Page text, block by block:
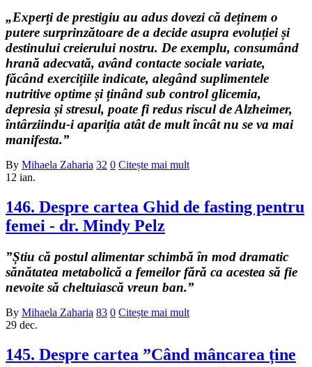
„Experți de prestigiu au adus dovezi că deținem o
putere surprinzătoare de a decide asupra evoluției și
destinului creierului nostru. De exemplu, consumând
hrană adecvată, având contacte sociale variate,
făcând exercițiile indicate, alegând suplimentele
nutritive optime și ținând sub control glicemia,
depresia și stresul, poate fi redus riscul de Alzheimer,
întârziindu-i apariția atât de mult încât nu se va mai
manifesta.”
By Mihaela Zaharia 32 0 Citește mai mult
12 ian.
146. Despre cartea Ghid de fasting pentru
femei - dr. Mindy Pelz
”Știu că postul alimentar schimbă în mod dramatic
sănătatea metabolică a femeilor fără ca acestea să fie
nevoite să cheltuiască vreun ban.”
By Mihaela Zaharia 83 0 Citește mai mult
29 dec.
145. Despre cartea ”Când mâncarea ține